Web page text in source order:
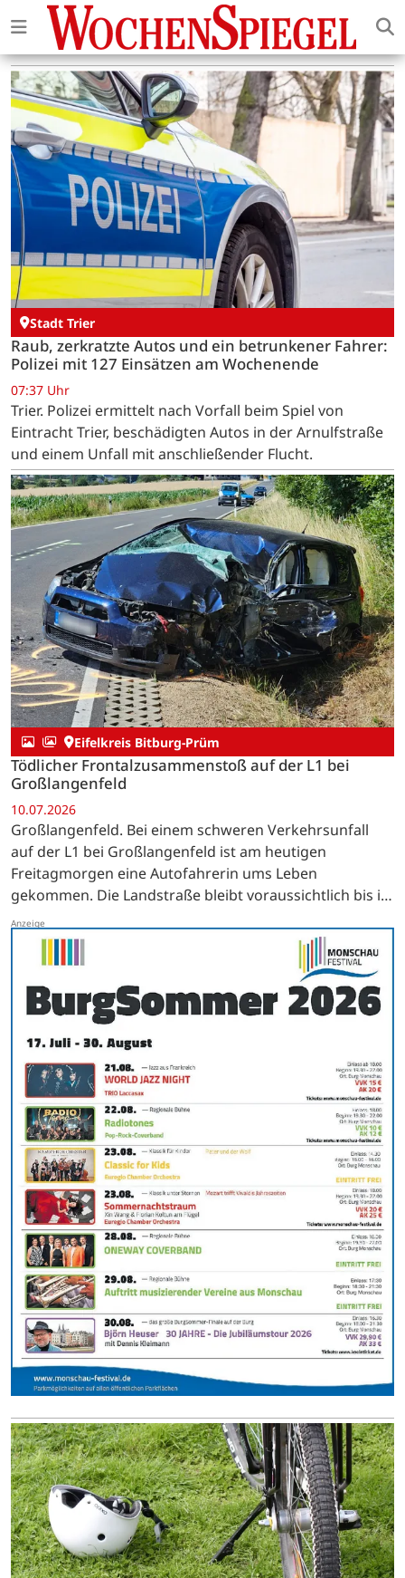
Stadt Trier
Raub, zerkratzte Autos und ein betrunkener Fahrer:
Polizei mit 127 Einsätzen am Wochenende
07:37 Uhr
Trier. Polizei ermittelt nach Vorfall beim Spiel von
Eintracht Trier, beschädigten Autos in der Arnulfstraße
und einem Unfall mit anschließender Flucht.
Eifelkreis Bitburg-Prüm
Tödlicher Frontalzusammenstoß auf der L1 bei
Großlangenfeld
10.07.2026
Großlangenfeld. Bei einem schweren Verkehrsunfall
auf der L1 bei Großlangenfeld ist am heutigen
Freitagmorgen eine Autofahrerin ums Leben
gekommen. Die Landstraße bleibt voraussichtlich bis in
den Nachmittag voll gesperrt.